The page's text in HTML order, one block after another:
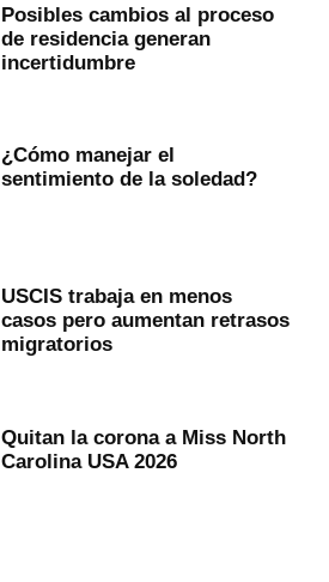
Posibles cambios al proceso
de residencia generan
incertidumbre
¿Cómo manejar el
sentimiento de la soledad?
USCIS trabaja en menos
casos pero aumentan retrasos
migratorios
Quitan la corona a Miss North
Carolina USA 2026